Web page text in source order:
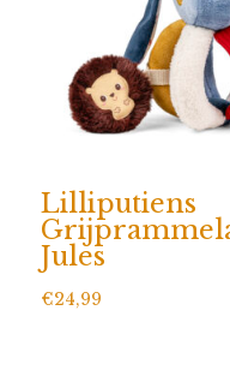
Lilliputiens
Jules
€24,99